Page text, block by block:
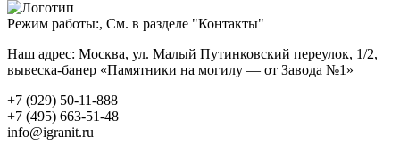
Режим работы:, См. в разделе "Контакты"
Наш адрес: Москва, ул. Малый Путинковский переулок, 1/2,
вывеска-банер «Памятники на могилу — от Завода №1»
+7 (929) 50-11-888
+7 (495) 663-51-48
info@igranit.ru